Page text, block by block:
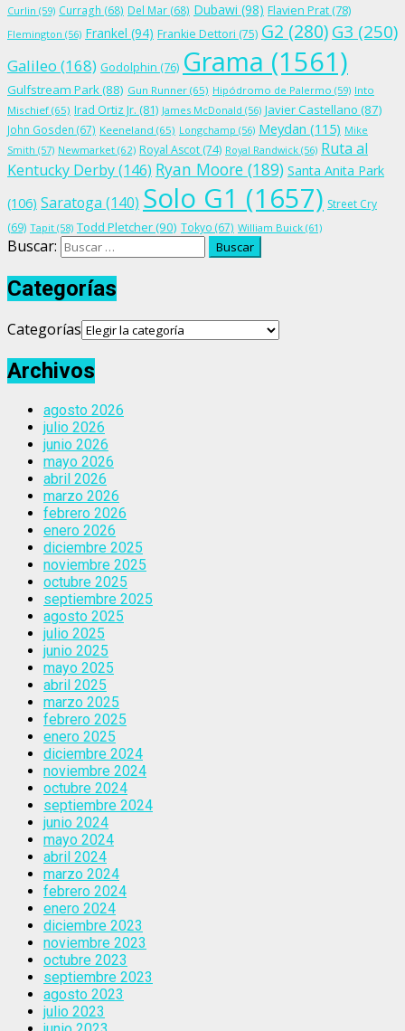
Curlin (59) Curragh (68) Del Mar (68) Dubawi (98) Flavien Prat (78)
Flemington (56) Frankel (94) Frankie Dettori (75) G2 (280)G3 (250)
Galileo (168) Godolphin (76) Grama (1561)
Gulfstream Park(88) Gun Runner (65) Hipódromo de Palermo (59) Into
Mischief (65) Irad Ortiz Jr. (81) James McDonald (56) Javier Castellano (87)
John Gosden (67) Keeneland (65) Longchamp (56) Meydan (115) Mike
Smith (57) Newmarket (62) Royal Ascot (74) Royal Randwick (56) Ruta al
Kentucky Derby(146) Ryan Moore (189) Santa Anita Park
(106) Saratoga (140) Solo G1 (1657) Street Cry
(69) Tapit (58) Todd Pletcher(90) Tokyo (67) William Buick (61)
Buscar:
Categorías
Categorías
Archivos
agosto 2026
julio 2026
junio 2026
mayo 2026
abril 2026
marzo 2026
febrero 2026
enero 2026
diciembre 2025
noviembre 2025
octubre 2025
septiembre 2025
agosto 2025
julio 2025
junio 2025
mayo 2025
abril 2025
marzo 2025
febrero 2025
enero 2025
diciembre 2024
noviembre 2024
octubre 2024
septiembre 2024
junio 2024
mayo 2024
abril 2024
marzo 2024
febrero 2024
enero 2024
diciembre 2023
noviembre 2023
octubre 2023
septiembre 2023
agosto 2023
julio 2023